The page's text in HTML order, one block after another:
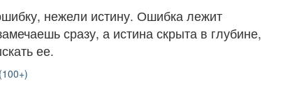
нежели истину. Ошибка лежит
сразу, а истина скрыта в глубине,
ее.